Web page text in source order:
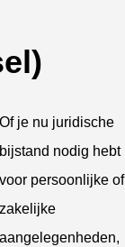
Of je nu juridische
bijstand nodig hebt
voor persoonlijke of
zakelijke
aangelegenheden,